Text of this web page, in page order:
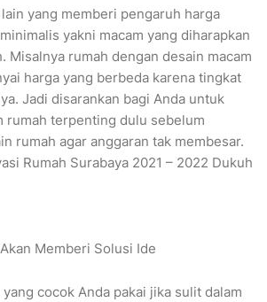
yang memberi pengaruh harga
yakni macam yang diharapkan
Misalnya rumah dengan desain macam
harga yang berbeda karena tingkat
Jadi disarankan bagi Anda untuk
rumah terpenting dulu sebelum
rumah agar anggaran tak membesar.
Rumah Surabaya 2021 – 2022 Dukuh
Memberi Solusi Ide
cocok Anda pakai jika sulit dalam